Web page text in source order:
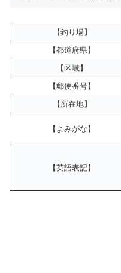
【釣り場】
【都道府県】
【区域】
【郵便番号】
【所在地】
【よみがな】
【英語表記】